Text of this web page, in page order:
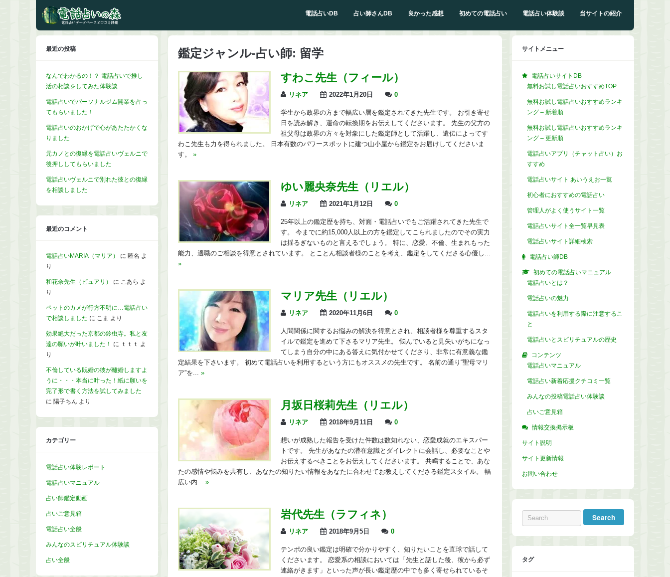
電話占いDB 占い師さんDB 良かった感想 初めての電話占い 電話占い体験談 当サイトの紹介
鑑定ジャンル-占い師: 留学
すわこ先生（フィール）
リネア 2022年1月20日 0
学生から政界の方まで幅広い層を鑑定されてきた先生です。 お引き寄せ
日を読み解き、運命の転換期をお伝えしてくださいます。 先生の父方の
祖父母は政界の方々を対象にした鑑定師として活躍し、遺伝によってす
わこ先生も力を得られました。 日本有数のパワースポットに建つ山小屋から鑑定をお届けしてくださいま
す。 »
ゆい麗央奈先生（リエル）
リネア 2021年1月12日 0
25年以上の鑑定歴を持ち、対面・電話占いでもご活躍されてきた先生で
す。 今までに約15,000人以上の方を鑑定してこられましたのでその実力
は揺るぎないものと言えるでしょう。 特に、恋愛、不倫、生まれもった
能力、適職のご相談を得意とされています。 とことん相談者様のことを考え、鑑定をしてくださる心優し...
»
マリア先生（リエル）
リネア 2020年11月6日 0
人間関係に関するお悩みの解決を得意とされ、相談者様を尊重するスタ
イルで鑑定を進めて下さるマリア先生。 悩んでいると見失いがちになっ
てしまう自分の中にある答えに気付かせてくださり、非常に有意義な鑑
定結果を下さいます。 初めて電話占いを利用するという方にもオススメの先生です。 名前の通り“聖母マリ
ア”を... »
月坂日桜莉先生（リエル）
リネア 2018年9月11日 0
想いが成熟した報告を受けた件数は数知れない、恋愛成就のエキスパー
トです。 先生があなたの潜在意識とダイレクトに会話し、必要なことや
お伝えするべきことをお伝えしてくださいます。 共鳴することで、あな
たの感情や悩みを共有し、あなたの知りたい情報をあなたに合わせてお教えしてくださる鑑定スタイル。 幅
広い内... »
岩代先生（ラフィネ）
リネア 2018年9月5日 0
テンポの良い鑑定は明確で分かりやすく、知りたいことを直球で話して
くださいます。 恋愛系の相談においては「先生と話した後、彼から必ず
連絡がきます」といった声が長い鑑定歴の中でも多く寄せられているそ
最近の投稿
なんでわかるの！？ 電話占いで推し
活の相談をしてみた体験談
電話占いでパーソナルジム開業を占っ
てもらいました！
電話占いのおかげで心があたたかくな
りました
元カノとの復縁を電話占いヴェルニで
後押ししてもらいました
電話占いヴェルニで別れた彼との復縁
を相談しました
最近のコメント
電話占いMARIA（マリア） に 匿名 よ
り
和花奈先生（ピュアリ） に こあら よ
り
ペットのカメが行方不明に…電話占い
で相談しました に こま より
効果絶大だった京都の鈴虫寺。私と友
達の願いが叶いました！
に ｔｔｔ よ
り
不倫している既婚の彼が離婚しますよ
うに・・・本当に叶った！紙に願いを
完了形で書く方法を試してみました
に 陽子ちん より
カテゴリー
電話占い体験レポート
電話占いマニュアル
占い師鑑定動画
占いご意見箱
電話占い全般
みんなのスピリチュアル体験談
占い全般
サイトメニュー
電話占いサイトDB
無料お試し電話占いおすすめTOP
無料お試し電話占いおすすめランキ
ング – 新着順
無料お試し電話占いおすすめランキ
ング – 更新順
電話占いアプリ（チャット占い）お
すすめ
電話占いサイト あいうえお一覧
初心者におすすめの電話占い
管理人がよく使うサイト一覧
電話占いサイト全一覧早見表
電話占いサイト詳細検索
電話占い師DB
初めての電話占いマニュアル
電話占いとは？
電話占いの魅力
電話占いを利用する際に注意するこ
と
電話占いとスピリチュアルの歴史
コンテンツ
電話占いマニュアル
電話占い新着応援クチコミ一覧
みんなの投稿電話占い体験談
占いご意見箱
情報交換掲示板
サイト説明
サイト更新情報
お問い合わせ
タグ